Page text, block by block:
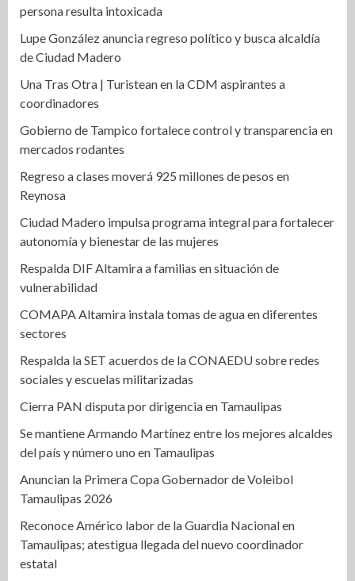
persona resulta intoxicada
Lupe González anuncia regreso político y busca alcaldía
de Ciudad Madero
Una Tras Otra | Turistean en la CDM aspirantes a
coordinadores
Gobierno de Tampico fortalece control y transparencia en
mercados rodantes
Regreso a clases moverá 925 millones de pesos en
Reynosa
Ciudad Madero impulsa programa integral para fortalecer
autonomía y bienestar de las mujeres
Respalda DIF Altamira a familias en situación de
vulnerabilidad
COMAPA Altamira instala tomas de agua en diferentes
sectores
Respalda la SET acuerdos de la CONAEDU sobre redes
sociales y escuelas militarizadas
Cierra PAN disputa por dirigencia en Tamaulipas
Se mantiene Armando Martínez entre los mejores alcaldes
del país y número uno en Tamaulipas
Anuncian la Primera Copa Gobernador de Voleibol
Tamaulipas 2026
Reconoce Américo labor de la Guardia Nacional en
Tamaulipas; atestigua llegada del nuevo coordinador
estatal